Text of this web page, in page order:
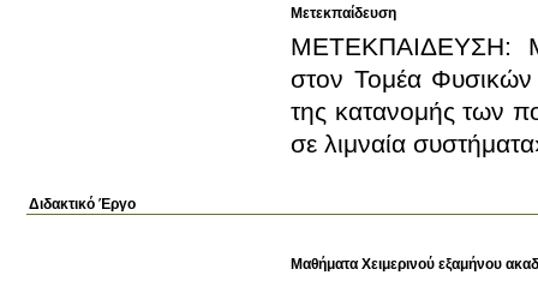
Μετεκπαίδευση
ΜΕΤΕΚΠΑΙΔΕΥΣΗ:
στον Τομέα
της κατανομής των
σε λιμναία
Διδακτικό Έργο
Μαθήματα Χειμερινού εξαμήνου